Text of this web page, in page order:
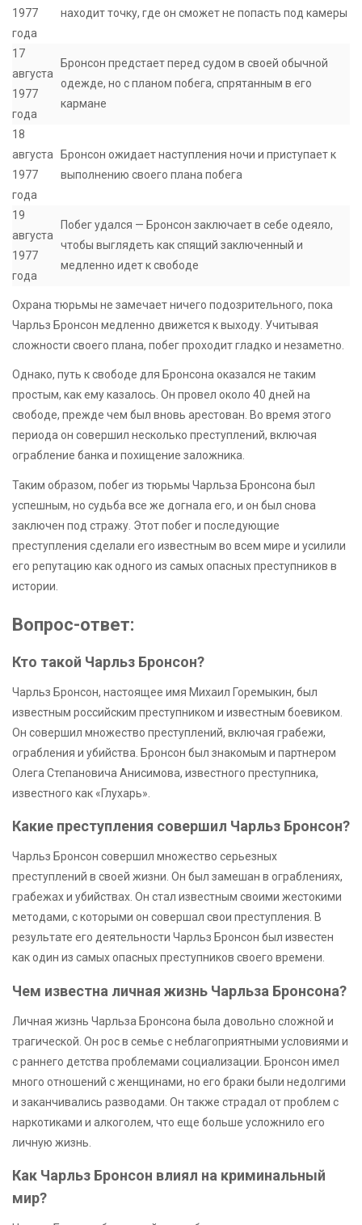
1977
года
находит точку, где он сможет не попасть под камеры
17
августа
1977
года
Бронсон предстает перед судом в своей обычной
одежде, но с планом побега, спрятанным в его
кармане
18
августа
1977
года
Бронсон ожидает наступления ночи и приступает к
выполнению своего плана побега
19
августа
1977
года
Побег удался — Бронсон заключает в себе одеяло,
чтобы выглядеть как спящий заключенный и
медленно идет к свободе
Охрана тюрьмы не замечает ничего подозрительного, пока
Чарльз Бронсон медленно движется к выходу. Учитывая
сложности своего плана, побег проходит гладко и незаметно.
Однако, путь к свободе для Бронсона оказался не таким
простым, как ему казалось. Он провел около 40 дней на
свободе, прежде чем был вновь арестован. Во время этого
периода он совершил несколько преступлений, включая
ограбление банка и похищение заложника.
Таким образом, побег из тюрьмы Чарльза Бронсона был
успешным, но судьба все же догнала его, и он был снова
заключен под стражу. Этот побег и последующие
преступления сделали его известным во всем мире и усилили
его репутацию как одного из самых опасных преступников в
истории.
Вопрос-ответ:
Кто такой Чарльз Бронсон?
Чарльз Бронсон, настоящее имя Михаил Горемыкин, был
известным российским преступником и известным боевиком.
Он совершил множество преступлений, включая грабежи,
ограбления и убийства. Бронсон был знакомым и партнером
Олега Степановича Анисимова, известного преступника,
известного как «Глухарь».
Какие преступления совершил Чарльз Бронсон?
Чарльз Бронсон совершил множество серьезных
преступлений в своей жизни. Он был замешан в ограблениях,
грабежах и убийствах. Он стал известным своими жестокими
методами, с которыми он совершал свои преступления. В
результате его деятельности Чарльз Бронсон был известен
как один из самых опасных преступников своего времени.
Чем известна личная жизнь Чарльза Бронсона?
Личная жизнь Чарльза Бронсона была довольно сложной и
трагической. Он рос в семье с неблагоприятными условиями и
с раннего детства проблемами социализации. Бронсон имел
много отношений с женщинами, но его браки были недолгими
и заканчивались разводами. Он также страдал от проблем с
наркотиками и алкоголем, что еще больше усложнило его
личную жизнь.
Как Чарльз Бронсон влиял на криминальный
мир?